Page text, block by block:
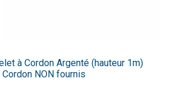
à Cordon Argenté (hauteur 1m)
Cordon NON fournis